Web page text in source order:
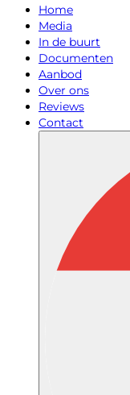
Home
Media
In de buurt
Documenten
Aanbod
Over ons
Reviews
Contact